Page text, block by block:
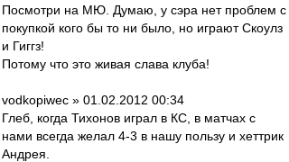
Посмотри на МЮ. Думаю, у сэра нет проблем с
покупкой кого бы то ни было, но играют Скоулз
и Гиггз!
Потому что это живая слава клуба!
vodkopiwec » 01.02.2012 00:34
Глеб, когда Тихонов играл в КС, в матчах с
нами всегда желал 4-3 в нашу пользу и хеттрик
Андрея.